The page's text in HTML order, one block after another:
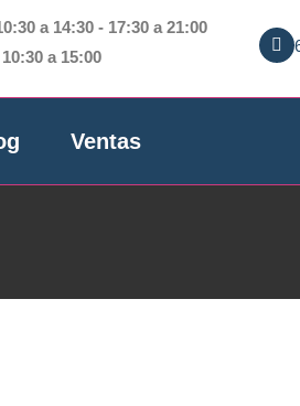
a 14:30 - 17:30 a 21:00
a 15:00
Ventas